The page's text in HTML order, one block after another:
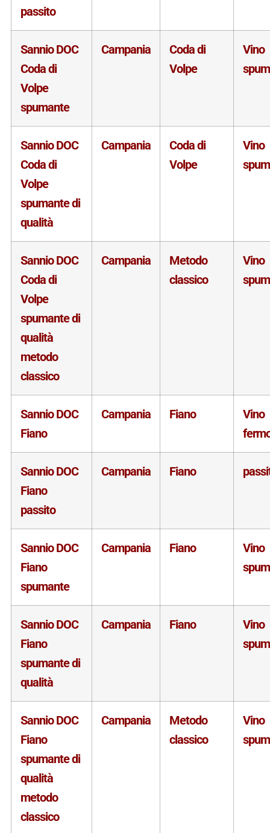
passito
Sannio DOC
Coda di
Volpe
spumante
Campania
Coda di
Volpe
Vino
Sannio DOC
Coda di
Volpe
spumante di
qualità
Campania
Coda di
Volpe
Vino
Sannio DOC
Coda di
Volpe
spumante di
qualità
metodo
classico
Campania
Metodo
classico
Vino
Sannio DOC
Fiano
Campania Fiano
Vino
Sannio DOC
Fiano
passito
Campania Fiano
Sannio DOC
Fiano
spumante
Campania Fiano
Vino
Sannio DOC
Fiano
spumante di
qualità
Campania Fiano
Vino
Sannio DOC
Fiano
spumante di
qualità
metodo
classico
Campania
Metodo
classico
Vino